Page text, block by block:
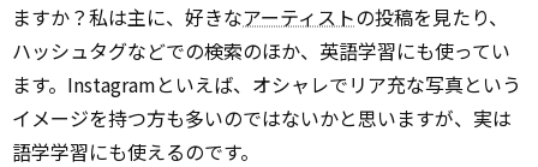
ますか？私は主に、好きなアーティストの投稿を見たり、
ハッシュタグなどでの検索のほか、英語学習にも使ってい
ます。Instagramといえば、オシャレでリア充な写真という
イメージを持つ方も多いのではないかと思いますが、実は
語学学習にも使えるのです。